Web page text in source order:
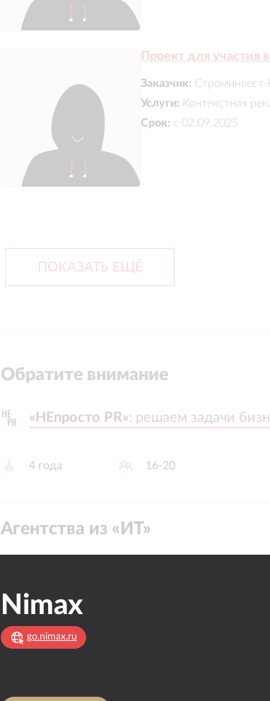
Проект для участия
Заказчик: Строминвест-
Услуги: Контекстная
Срок: с 02.09.2025
ПОКАЗАТЬ ЕЩЁ
Обратите внимание
«НЕпросто PR»: решаем задачи
«НЕпросто PR»: решаем задачи
4 года 16-20
Агентства из « ИТ»
Nimax
go.nimax.ru